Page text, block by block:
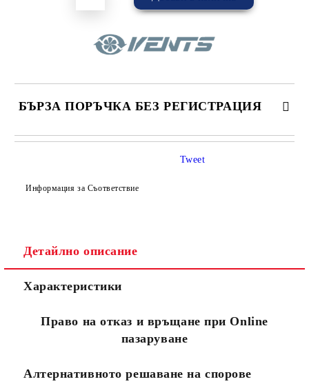
БЪРЗА ПОРЪЧКА БЕЗ РЕГИСТРАЦИЯ
САМО ПОПЪЛНЕТЕ 4 ПОЛЕТА
Съгласен съм сПолитиката за лични данни
Ние ще се свържем с вас в рамките на работния ден.
Информация за Съответствие
Tweet
Детайлно описание
Характеристики
Право на отказ и връщане при Online
пазаруване
Алтернативното решаване на спорове